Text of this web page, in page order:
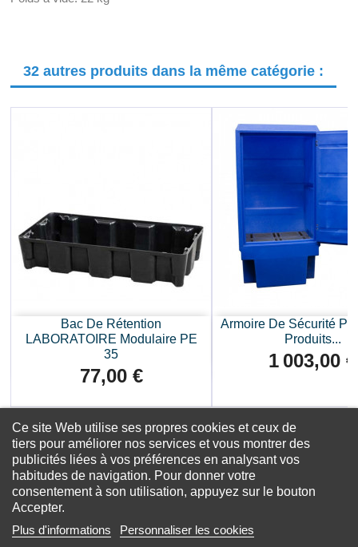
32 autres produits dans la même catégorie :
Bac De Rétention
LABORATOIRE Modulaire PE
35
Prix
77,00 €
Armoire De Sécurité
Produits...
Prix
1 003,00 €
FacebookInstagramLinkedIn
Ce site Web utilise ses propres cookies et ceux de
tiers pour améliorer nos services et vous montrer des
publicités liées à vos préférences en analysant vos
habitudes de navigation. Pour donner votre
consentement à son utilisation, appuyez sur le bouton
Accepter.
Plus d'informations
Personnaliser les cookies